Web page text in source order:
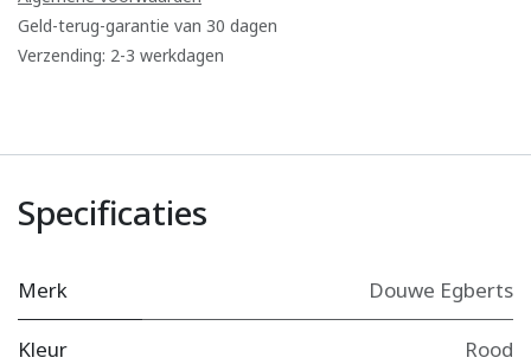
Geld-terug-garantie van 30 dagen
Verzending: 2-3 werkdagen
Specificaties
Merk Douwe Egberts
Kleur Rood